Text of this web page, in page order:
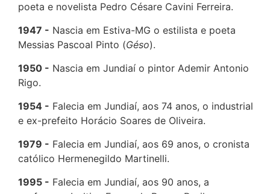
poeta e novelista Pedro Césare Cavini Ferreira.
1947
Nascia em Estiva-MG o estilista e poeta
Messias Pascoal Pinto (Géso).
1950
Nascia em Jundiaí o pintor Ademir Antonio
Rigo.
1954
Falecia em Jundiaí, aos 74 anos, o industrial
e ex-prefeito Horácio Soares de Oliveira.
1979
Falecia em Jundiaí, aos 69 anos, o cronista
católico Hermenegildo Martinelli.
1995
Falecia em Jundiaí, aos 90 anos, a